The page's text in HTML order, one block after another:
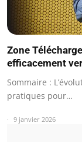
Zone
efficacement
Sommaire :
pratiques pour…
9 janvier 2026